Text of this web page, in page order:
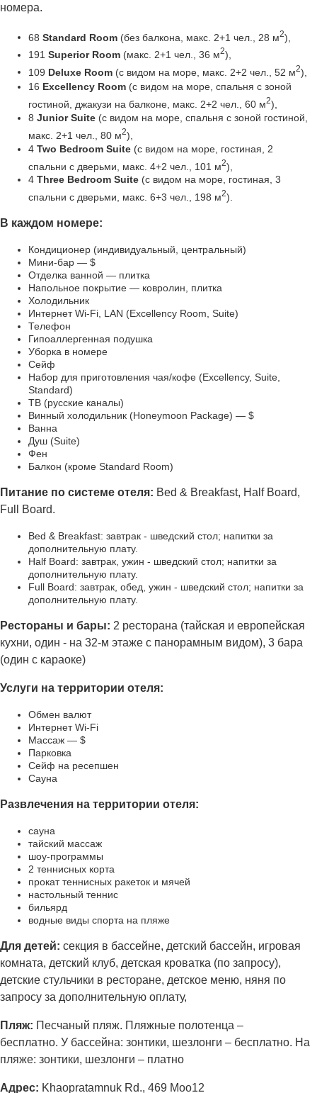
номера.
68 Standard Room (без балкона, макс. 2+1 чел., 28 м2),
191 Superior Room (макс. 2+1 чел., 36 м2),
109 Deluxe Room (с видом на море, макс. 2+2 чел., 52 м2),
16 Excellency Room (с видом на море, спальня с зоной
гостиной, джакузи на балконе, макс. 2+2 чел., 60 м2),
8 Junior Suite (с видом на море, спальня с зоной гостиной,
макс. 2+1 чел., 80 м2),
4 Two Bedroom Suite (с видом на море, гостиная, 2
спальни с дверьми, макс. 4+2 чел., 101 м2),
4 Three Bedroom Suite (с видом на море, гостиная, 3
спальни с дверьми, макс. 6+3 чел., 198 м2).
В каждом номере:
Кондиционер (индивидуальный, центральный)
Мини-бар — $
Отделка ванной — плитка
Напольное покрытие — ковролин, плитка
Холодильник
Интернет Wi-Fi, LAN (Excellency Room, Suite)
Телефон
Гипоаллергенная подушка
Уборка в номере
Сейф
Набор для приготовления чая/кофе (Excellency, Suite,
Standard)
ТВ (русские каналы)
Винный холодильник (Honeymoon Package) — $
Ванна
Душ (Suite)
Фен
Балкон (кроме Standard Room)
Питание по системе отеля: Bed & Breakfast, Half Board,
Full Board.
Bed & Breakfast: завтрак - шведский стол; напитки за
дополнительную плату.
Half Board: завтрак, ужин - шведский стол; напитки за
дополнительную плату.
Full Board: завтрак, обед, ужин - шведский стол; напитки за
дополнительную плату.
Рестораны и бары: 2 ресторана (тайская и европейская
кухни, один - на 32-м этаже с панорамным видом), 3 бара
(один с караоке)
Услуги на территории отеля:
Обмен валют
Интернет Wi-Fi
Массаж — $
Парковка
Сейф на ресепшен
Сауна
Развлечения на территории отеля:
сауна
тайский массаж
шоу-программы
2 теннисных корта
прокат теннисных ракеток и мячей
настольный теннис
бильярд
водные виды спорта на пляже
Для детей: секция в бассейне, детский бассейн, игровая
комната, детский клуб, детская кроватка (по запросу),
детские стульчики в ресторане, детское меню, няня по
запросу за дополнительную оплату,
Пляж: Песчаный пляж. Пляжные полотенца –
бесплатно. У бассейна: зонтики, шезлонги – бесплатно. На
пляже: зонтики, шезлонги – платно
Адрес: Khaopratamnuk Rd., 469 Moo12